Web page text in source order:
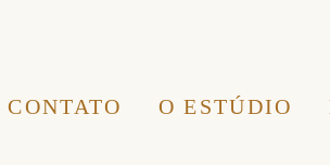
CONTATO O ESTÚDIO